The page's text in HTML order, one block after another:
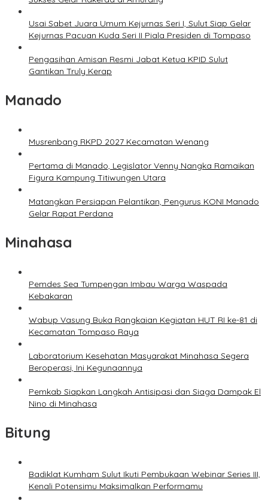
Usai Sabet Juara Umum Kejurnas Seri I, Sulut Siap Gelar
Kejurnas Pacuan Kuda Seri II Piala Presiden di Tompaso
Pengasihan Amisan Resmi Jabat Ketua KPID Sulut
Gantikan Truly Kerap
Manado
Musrenbang RKPD 2027 Kecamatan Wenang
Pertama di Manado, Legislator Venny Nangka Ramaikan
Figura Kampung Titiwungen Utara
Matangkan Persiapan Pelantikan, Pengurus KONI Manado
Gelar Rapat Perdana
Minahasa
Pemdes Sea Tumpengan Imbau Warga Waspada
Kebakaran
Wabup Vasung Buka Rangkaian Kegiatan HUT RI ke-81 di
Kecamatan Tompaso Raya
Laboratorium Kesehatan Masyarakat Minahasa Segera
Beroperasi, Ini Kegunaannya
Pemkab Siapkan Langkah Antisipasi dan Siaga Dampak El
Nino di Minahasa
Bitung
Badiklat Kumham Sulut Ikuti Pembukaan Webinar Series III,
Kenali Potensimu Maksimalkan Performamu